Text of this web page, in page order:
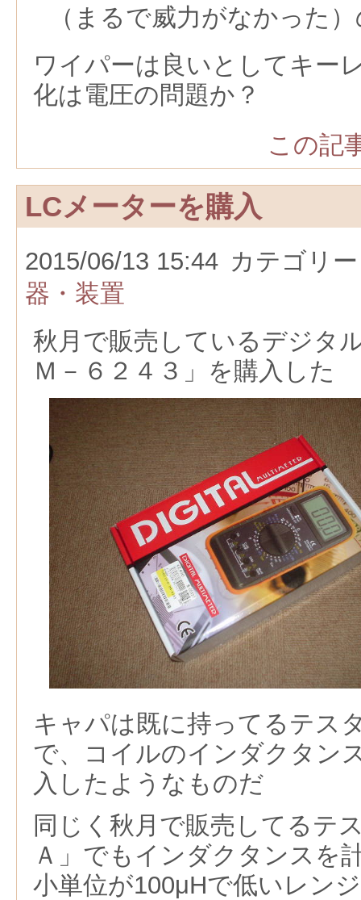
（まるで威力がなかった
ワイパーは良いとしてキー
化は電圧の問題か？
この記
LCメーターを購入
2015/06/13 15:44 カテゴリ
器・装置
秋月で販売しているデジタ
Ｍ－６２４３」を購入した
キャパは既に持ってるテス
で、コイルのインダクタン
入したようなものだ
同じく秋月で販売してるテ
Ａ」でもインダクタンスを
小単位が100μHで低いレン